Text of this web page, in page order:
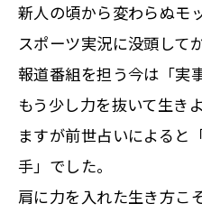
新人の頃から変わらぬモ
スポーツ実況に没頭して
報道番組を担う今は「実
もう少し力を抜いて生き
ますが前世占いによると
手」でした。
肩に力を入れた生き方こ